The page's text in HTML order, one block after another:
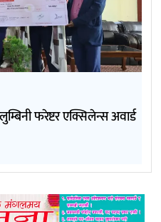
फरेष्टर एक्सिलेन्स अवार्ड